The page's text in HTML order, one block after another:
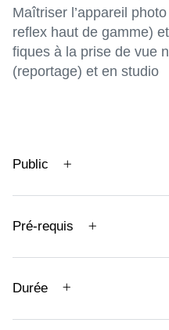
Maîtriser l’appareil
reflex haut de gamme)
fiques à la prise de vue
(reportage) et en studio
Public
Pré-requis
Durée